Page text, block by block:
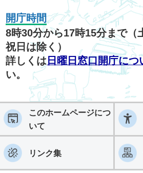
開庁時間
8時30分から17時15分まで（
祝日は除く）
詳しくは 日曜日窓口開庁につ
い。
このホームページにつ
いて
リンク集